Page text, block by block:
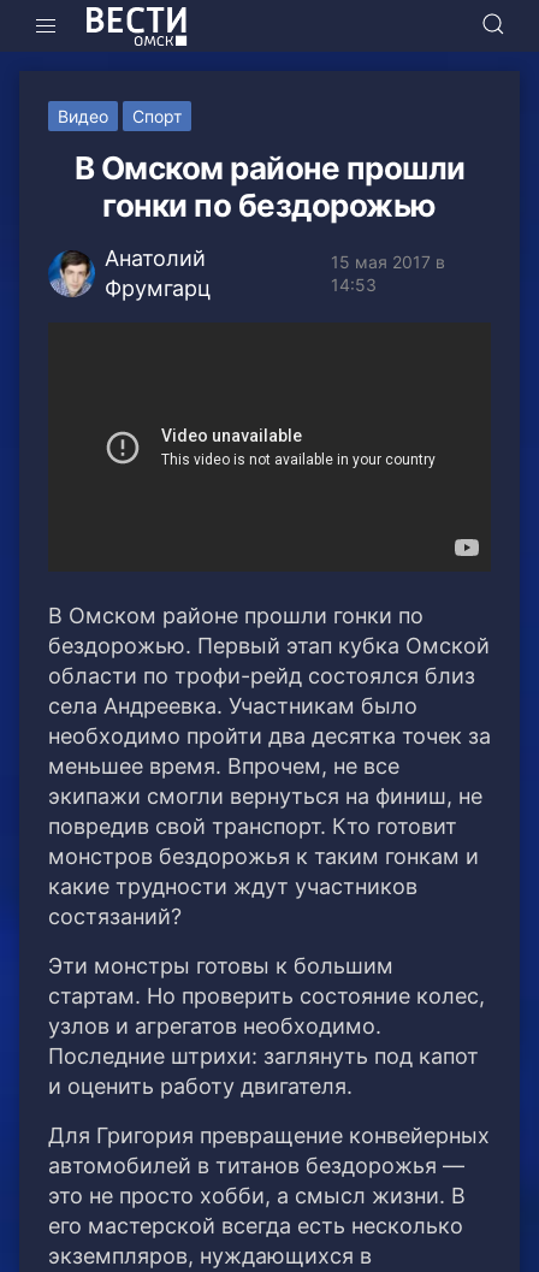
Видео Спорт
В Омском районе прошли
гонки по бездорожью
Анатолий
Фрумгарц
15 мая 2017 в
14:53
В Омском районе прошли гонки по
бездорожью. Первый этап кубка Омской
области по трофи-рейд состоялся близ
села Андреевка. Участникам было
необходимо пройти два десятка точек за
меньшее время. Впрочем, не все
экипажи смогли вернуться на финиш, не
повредив свой транспорт. Кто готовит
монстров бездорожья к таким гонкам и
какие трудности ждут участников
состязаний?
Эти монстры готовы к большим
стартам. Но проверить состояние колес,
узлов и агрегатов необходимо.
Последние штрихи: заглянуть под капот
и оценить работу двигателя.
Для Григория превращение конвейерных
автомобилей в титанов бездорожья —
это не просто хобби, а смысл жизни. В
его мастерской всегда есть несколько
экземпляров, нуждающихся в